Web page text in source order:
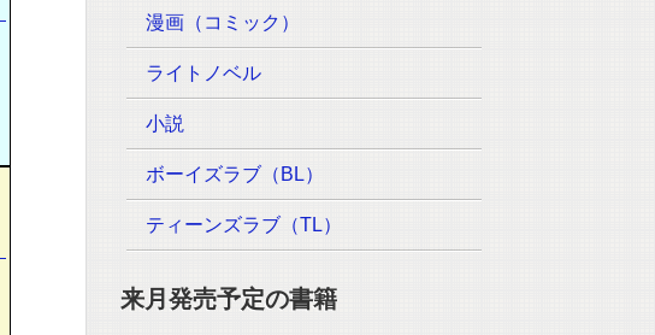
漫画（コミック）
ライトノベル
小説
ボーイズラブ（BL）
ティーンズラブ（TL）
来月発売予定の書籍